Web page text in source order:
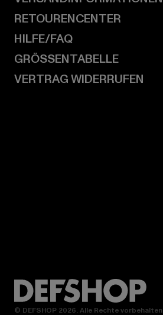
RETOURENCENTER
HILFE/FAQ
GRÖSSENTABELLE
VERTRAG WIDERRUFEN
© DEFSHOP 2026. Alle Rechte vorbehalten